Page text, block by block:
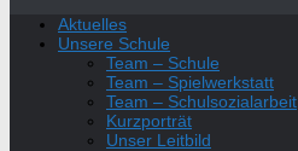
Aktuelles
Unsere Schule
Team – Schule
Team – Spielwerkstatt
Team – Schulsozialarbeit
Kurzporträt
Unser Leitbild